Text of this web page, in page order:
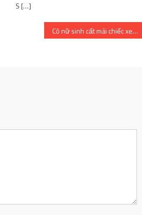
S […]
Cô nữ sinh cất mãi chiếc xe đạp cũ, con gấu bông mẹ mua khi còn nhỏ …